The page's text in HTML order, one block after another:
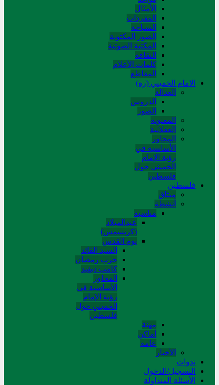
الأمثال
المفردات
السیاحة
الصور المکتوبة
المکتبة الصوتیة
الثقافة
کلمات الأعلام
المقاطع
الامام الخميني (ره)
العدالة
الدروس
الصور
المعنوية
العقلانية
المحاور
الأساسیة في
رؤیة الإمام
الخمیني حول
فلسطین
فلسطین
میثاق
أنشطة
مناسبة
عیدالمیلاد
(کریسمس)
یوم القدس
السید القائد
حرب رمضان
کامب دیفید
المحاور
الأساسية في
رؤية الإمام
الخميني حول
فلسطین
مهنة
أماکن
عامة
الأخبار
ندوات
التسجیل/الدخول
الأسئلة المتداولة